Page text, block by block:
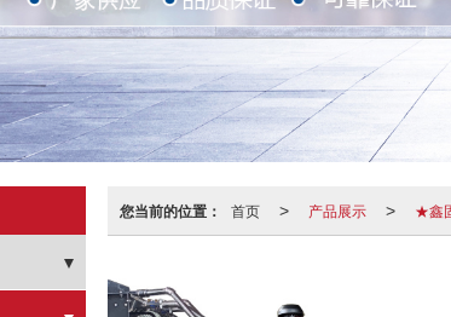
您当前的位置： 首页 > 产品展示 >